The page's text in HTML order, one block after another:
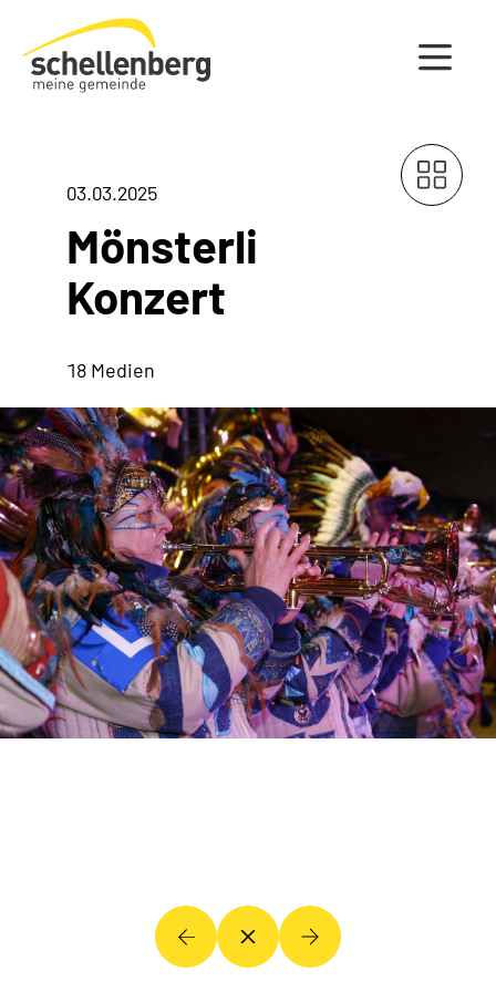
Gemeinde Schellenberg Startseite
03.03.2025
Mönsterli
Konzert
18 Medien